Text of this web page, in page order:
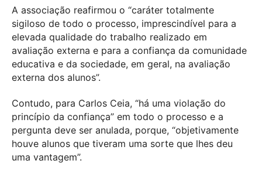
A associação reafirmou o “caráter totalmente
sigiloso de todo o processo, imprescindível para a
elevada qualidade do trabalho realizado em
avaliação externa e para a confiança da comunidade
educativa e da sociedade, em geral, na avaliação
externa dos alunos”.
Contudo, para Carlos Ceia, “há uma violação do
princípio da confiança” em todo o processo e a
pergunta deve ser anulada, porque, “objetivamente
houve alunos que tiveram uma sorte que lhes deu
uma vantagem”.